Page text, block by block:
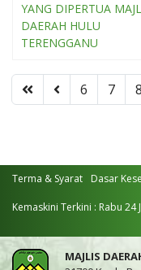
YANG DIPERTUA
DAERAH HULU
TERENGGANU
6 7 8
Terma & Syarat Dasar
Kemaskini Terkini : Rabu 24
MAJLIS